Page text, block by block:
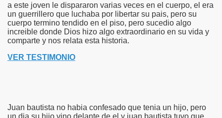
a este joven le dispararon varias veces en el cuerpo, el era
un guerrillero que luchaba por libertar su pais, pero su
cuerpo termino tendido en el piso, pero sucedio algo
increible donde Dios hizo algo extraordinario en su vida y
comparte y nos relata esta historia.
VER TESTIMONIO
Juan bautista no habia confesado que tenia un hijo, pero